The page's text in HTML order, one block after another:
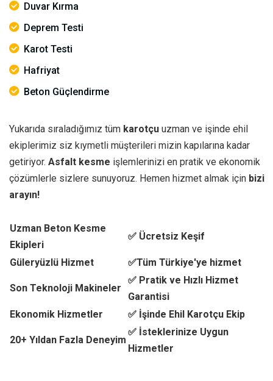
Duvar Kırma
Deprem Testi
Karot Testi
Hafriyat
Beton Güçlendirme
Yukarıda sıraladığımız tüm karotçu uzman ve işinde ehil
ekiplerimiz siz kıymetli müşterileri mizin kapılarına kadar
getiriyor. Asfalt kesme işlemlerinizi en pratik ve ekonomik
çözümlerle sizlere sunuyoruz. Hemen hizmet almak için bizi
arayın!
Uzman Beton Kesme
Ekipleri
✅ Ücretsiz Keşif
Güleryüzlü Hizmet ✅Tüm Türkiye'ye hizmet
Son Teknoloji Makineler
✅ Pratik ve Hızlı Hizmet
Garantisi
Ekonomik Hizmetler
✅ İşinde Ehil Karotçu Ekip
20+ Yıldan Fazla Deneyim
✅ İsteklerinize Uygun
Hizmetler